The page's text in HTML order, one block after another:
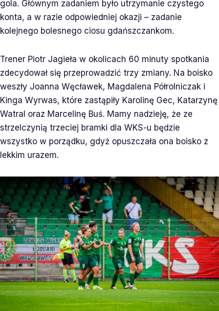
gola. Głównym zadaniem było utrzymanie czystego
konta, a w razie odpowiedniej okazji – zadanie
kolejnego bolesnego ciosu gdańszczankom.
Trener Piotr Jagieła w okolicach 60 minuty spotkania
zdecydował się przeprowadzić trzy zmiany. Na boisko
weszły Joanna Węcławek, Magdalena Półrolniczak i
Kinga Wyrwas, które zastąpiły Karolinę Gec, Katarzynę
Watral oraz Marcelinę Buś. Mamy nadzieję, że ze
strzelczynią trzeciej bramki dla WKS-u będzie
wszystko w porządku, gdyż opuszczała ona boisko z
lekkim urazem.